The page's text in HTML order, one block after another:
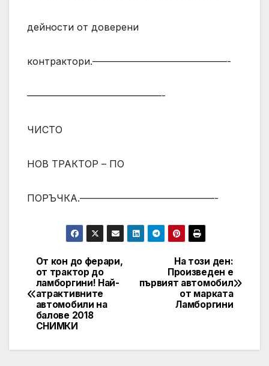
дейности от доверени
контрактори.——————————————-
——————————————-
ЧИСТО
НОВ ТРАКТОР – ПО
ПОРЪЧКА.——————————————-
Post
navigation
На този ден:
Произведен е
първият автомобил
от марката
Ламборгини
От кон до ферари,
от трактор до
ламборгини! Най-
атрактивните
автомобили на
балове 2018
СНИМКИ